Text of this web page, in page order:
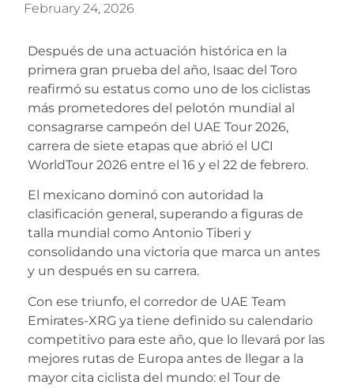
February 24, 2026
Después de una actuación histórica en la
primera gran prueba del año, Isaac del Toro
reafirmó su estatus como uno de los ciclistas
más prometedores del pelotón mundial al
consagrarse campeón del UAE Tour 2026,
carrera de siete etapas que abrió el UCI
WorldTour 2026 entre el 16 y el 22 de febrero.
El mexicano dominó con autoridad la
clasificación general, superando a figuras de
talla mundial como Antonio Tiberi y
consolidando una victoria que marca un antes
y un después en su carrera.
Con ese triunfo, el corredor de UAE Team
Emirates-XRG ya tiene definido su calendario
competitivo para este año, que lo llevará por las
mejores rutas de Europa antes de llegar a la
mayor cita ciclista del mundo: el Tour de